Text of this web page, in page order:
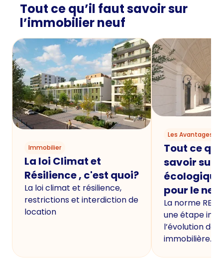
Tout ce qu’il faut savoir sur
l’immobilier neuf
Immobilier
La loi Climat et
Résilience , c'est quoi?
La loi climat et résilience,
restrictions et interdiction de
location
Les Avantages
Tout ce
savoir sur
écologique
pour le
La norme
une étape
l’évolution de
immobilière.